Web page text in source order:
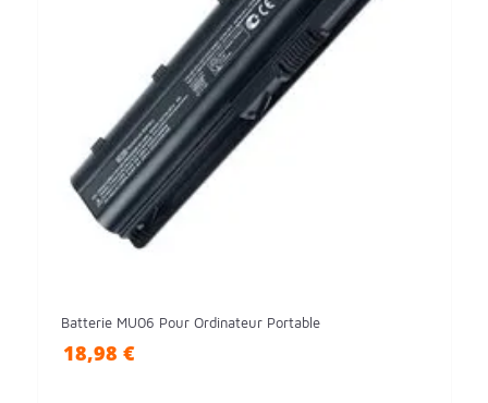
Batterie MU06 Pour Ordinateur Portable
18,98 €